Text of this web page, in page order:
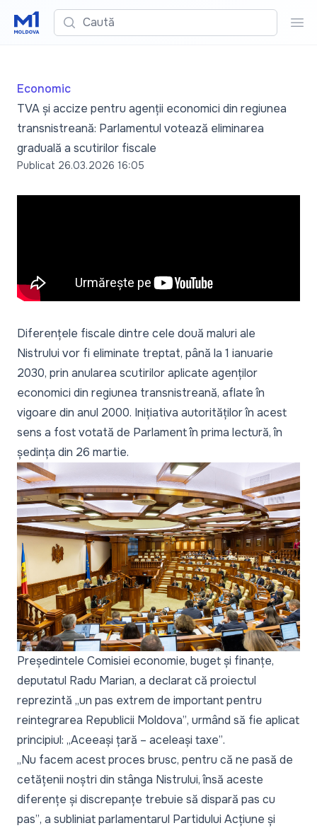
Caută
Economic
TVA și accize pentru agenții economici din regiunea
transnistreană: Parlamentul votează eliminarea
graduală a scutirilor fiscale
Publicat 26.03.2026 16:05
Diferențele fiscale dintre cele două maluri ale
Nistrului vor fi eliminate treptat, până la 1 ianuarie
2030, prin anularea scutirilor aplicate agenților
economici din regiunea transnistreană, aflate în
vigoare din anul 2000. Inițiativa autorităților în acest
sens a fost votată de Parlament în prima lectură, în
ședința din 26 martie.
Președintele Comisiei economie, buget și finanțe,
deputatul Radu Marian, a declarat că proiectul
reprezintă „un pas extrem de important pentru
reintegrarea Republicii Moldova”, urmând să fie aplicat
principiul: „Aceeași țară – aceleași taxe”.
„Nu facem acest proces brusc, pentru că ne pasă de
cetățenii noștri din stânga Nistrului, însă aceste
diferențe și discrepanțe trebuie să dispară pas cu
pas”, a subliniat parlamentarul Partidului Acțiune și